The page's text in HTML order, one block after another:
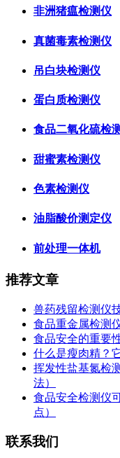
非洲猪瘟检测仪
真菌毒素检测仪
吊白块检测仪
蛋白质检测仪
食品二氧化硫检
甜蜜素检测仪
色素检测仪
油脂酸价测定仪
前处理一体机
推荐文章
兽药残留检测仪
食品重金属检测
食品安全的重要
什么是瘦肉精？
挥发性盐基氮检
法）
食品安全检测仪
点）
联系我们